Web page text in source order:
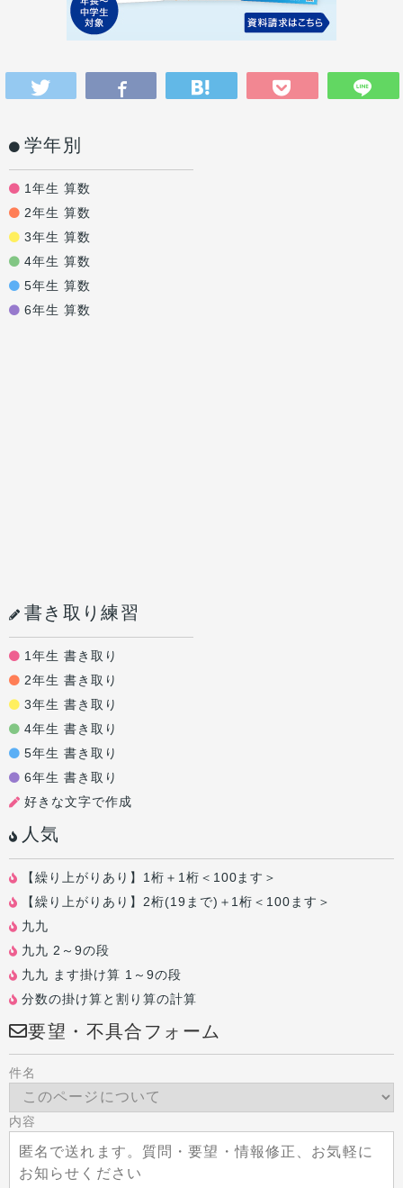
学年別
1年生 算数
2年生 算数
3年生 算数
4年生 算数
5年生 算数
6年生 算数
書き取り練習
1年生 書き取り
2年生 書き取り
3年生 書き取り
4年生 書き取り
5年生 書き取り
6年生 書き取り
好きな文字で作成
人気
【繰り上がりあり】1桁＋1桁＜100ます＞
【繰り上がりあり】2桁(19まで)＋1桁＜100ます＞
九九
九九 2～9の段
九九 ます掛け算 1～9の段
分数の掛け算と割り算の計算
要望・不具合フォーム
件名
内容